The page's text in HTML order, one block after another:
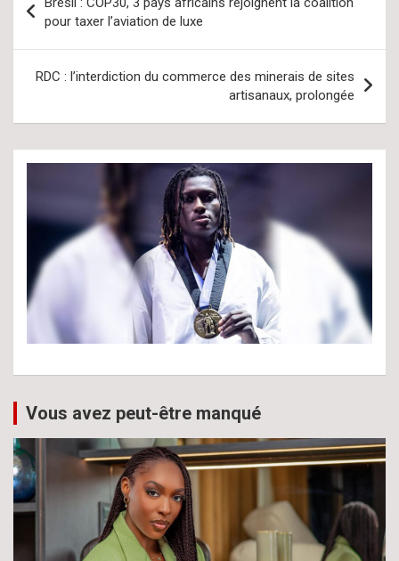
de
l’article
pour taxer l’aviation de luxe
RDC : l’interdiction du commerce des minerais de sites
artisanaux, prolongée
Vous avez peut-être manqué